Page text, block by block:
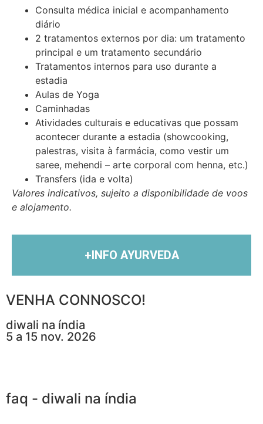
Consulta médica inicial e acompanhamento
diário
2 tratamentos externos por dia: um tratamento
principal e um tratamento secundário
Tratamentos internos para uso durante a
estadia
Aulas de Yoga
Caminhadas
Atividades culturais e educativas que possam
acontecer durante a estadia (showcooking,
palestras, visita à farmácia, como vestir um
saree, mehendi – arte corporal com henna, etc.)
Transfers (ida e volta)
Valores indicativos, sujeito a disponibilidade de voos
e alojamento.
+INFO AYURVEDA
VENHA CONNOSCO!
diwali na índia
5 a 15 nov. 2026
faq - diwali na índia